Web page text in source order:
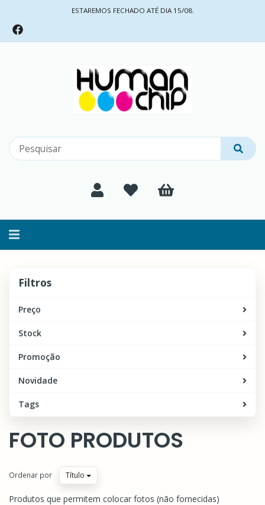
ESTAREMOS FECHADO ATÉ DIA 15/08.
Alternar
Filtros
Preço
Stock
Promoção
Novidade
Tags
FOTO PRODUTOS
Ordenar por Título
Produtos que permitem colocar fotos (não fornecidas)